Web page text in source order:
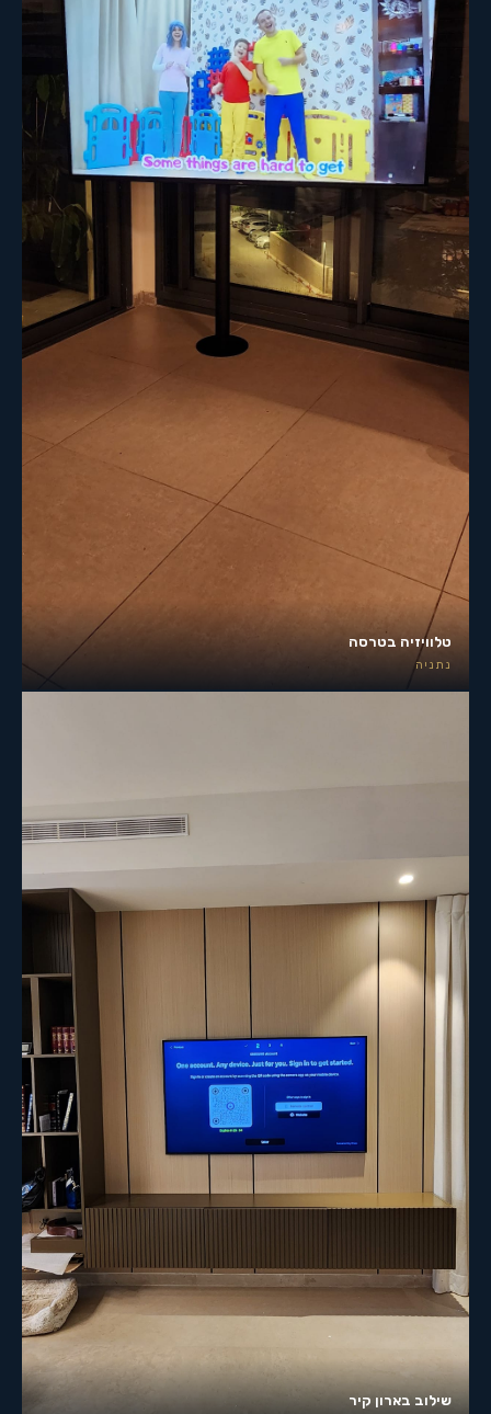
טלוויזיה בטרסה
נתניה
שילוב בארון קיר